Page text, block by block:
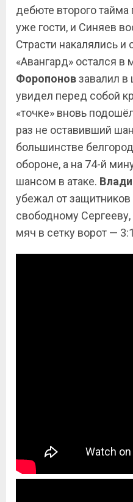
дебюте второго тайма
уже гости, и Синяев
Страсти накалялись и
«Авангард» остался в
Форопоновзавалил в
увидел перед собой
«точке» вновь
раз не оставивший
большинстве
обороне, а на 74-й
шансом в атаке.
убежал от
свободному
мяч в сетку ворот —